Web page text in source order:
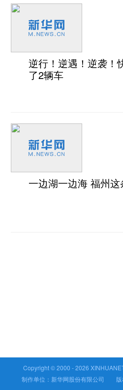
逆行！逆遇！逆袭！
了2辆车
一边湖一边海 福州
Copyright © 2000 -2026
制作单位：新华网股份有限公司 版